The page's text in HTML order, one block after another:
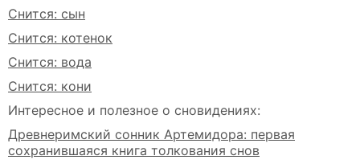
Снится: сын
Снится: котенок
Снится: вода
Снится: кони
Интересное и полезное о сновидениях:
Древнеримский сонник Артемидора: первая
сохранившаяся книга толкования снов